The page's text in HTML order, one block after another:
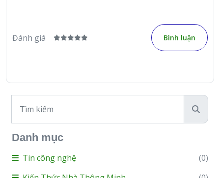
Đánh giá Bình luận
Danh mục
Tin công nghệ
(0)